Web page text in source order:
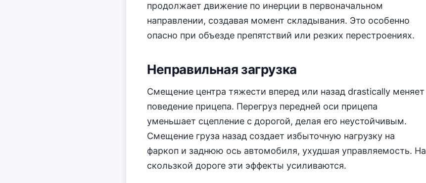
продолжает движение по инерции в первоначальном
направлении, создавая момент складывания. Это особенно
опасно при объезде препятствий или резких перестроениях.
Неправильная загрузка
Смещение центра тяжести вперед или назад drastically меняет
поведение прицепа. Перегруз передней оси прицепа
уменьшает сцепление с дорогой, делая его неустойчивым.
Смещение груза назад создает избыточную нагрузку на
фаркоп и заднюю ось автомобиля, ухудшая управляемость. На
скользкой дороге эти эффекты усиливаются.